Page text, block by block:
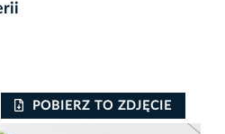
POBIERZ TO ZDJĘCIE